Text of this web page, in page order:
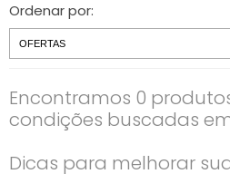
Ordenar por:
Encontramos 0
condições buscadas
Dicas para melhorar